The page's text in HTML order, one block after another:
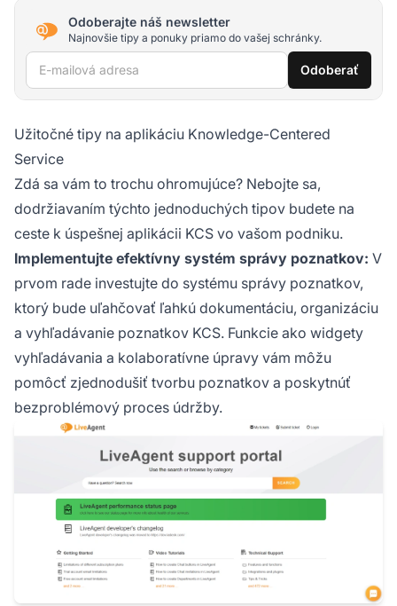
Odoberajte náš newsletter
Najnovšie tipy a ponuky priamo do vašej schránky.
E-mailová adresa Odoberať
Užitočné tipy na aplikáciu Knowledge-Centered
Service
Zdá sa vám to trochu ohromujúce? Nebojte sa,
dodržiavaním týchto jednoduchých tipov budete na
ceste k úspešnej aplikácii KCS vo vašom podniku.
Implementujte efektívny systém správy poznatkov: V
prvom rade investujte do systému správy poznatkov,
ktorý bude uľahčovať ľahkú dokumentáciu, organizáciu
a vyhľadávanie poznatkov KCS. Funkcie ako widgety
vyhľadávania a kolaboratívne úpravy vám môžu
pomôcť zjednodušiť tvorbu poznatkov a poskytnúť
bezproblémový proces údržby.